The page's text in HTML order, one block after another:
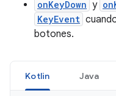
onKeyDown y
KeyEvent
botones.
Kotlin Java